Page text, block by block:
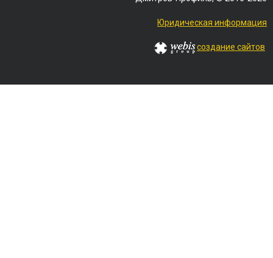
Юридическая информация
создание сайтов